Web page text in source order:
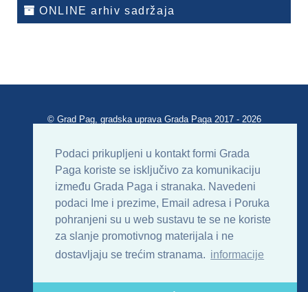
Podaci prikupljeni u kontakt formi Grada
Paga koriste se isključivo za komunikaciju
između Grada Paga i stranaka. Navedeni
podaci Ime i prezime, Email adresa i Poruka
pohranjeni su u web sustavu te se ne koriste
za slanje promotivnog materijala i ne
dostavljaju se trećim stranama. informacije
ONLINE arhiv sadržaja
© Grad Pag, gradska uprava Grada Paga 2017 - 2026
Uvjeti korištenja Impressum
Kontakt
Sitemap
RSS